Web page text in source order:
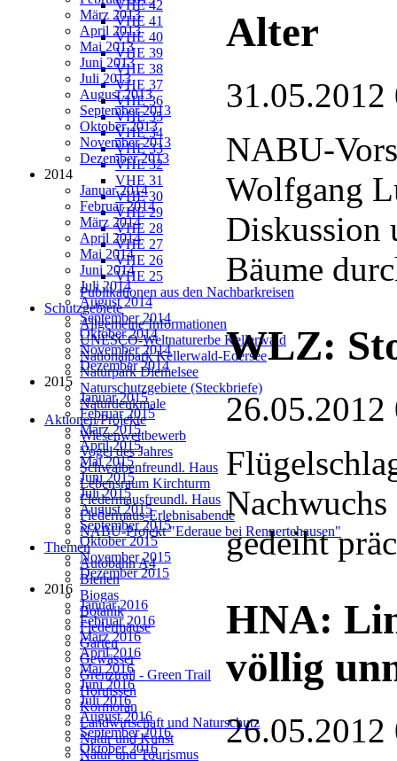
VHE 42
VHE 41
VHE 40
VHE 39
VHE 38
VHE 37
VHE 36
VHE 35
VHE 34
VHE 33
VHE 32
VHE 31
VHE 30
VHE 29
VHE 28
VHE 27
VHE 26
VHE 25
Publikationen aus den Nachbarkreisen
Schutzgebiete
Allgemeine Informationen
UNESCO-Weltnaturerbe Kellerwald
Nationalpark Kellerwald-Edersee
Naturpark Diemelsee
Naturschutzgebiete (Steckbriefe)
Naturdenkmale
Aktionen/Projekte
Wiesenwettbewerb
Vogel des Jahres
Schwalbenfreundl. Haus
Lebensraum Kirchturm
Fledermausfreundl. Haus
Fledermaus-Erlebnisabende
NABU-Projekt "Ederaue bei Rennertehausen"
Themen
Autobahn A4
Bienen
Biogas
Botanik
Fledermäuse
Garten
Gewässer
Grenztrail - Green Trail
Hornissen
Kormoran
Landwirtschaft und Naturschutz
Natur und Kunst
Natur und Tourismus
März 2013
April 2013
Mai 2013
Juni 2013
Juli 2013
August 2013
September 2013
Oktober 2013
November 2013
Dezember 2013
2014
Januar 2014
Februar 2014
März 2014
April 2014
Mai 2014
Juni 2014
Juli 2014
August 2014
September 2014
Oktober 2014
November 2014
Dezember 2014
2015
Januar 2015
Februar 2015
März 2015
April 2015
Mai 2015
Juni 2015
Juli 2015
August 2015
September 2015
Oktober 2015
November 2015
Dezember 2015
2016
Januar 2016
Februar 2016
März 2016
April 2016
Mai 2016
Juni 2016
Juli 2016
August 2016
September 2016
Oktober 2016
Alter
31.05.2012
NABU-
Wolfgang
Diskussion
Bäume
WLZ:
26.05.2012
gedeiht
HNA:
völlig
26.05.2012